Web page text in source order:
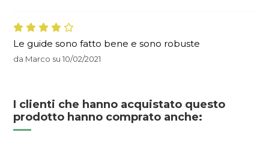
Le guide sono fatto bene e sono robuste
da Marco su10/02/2021
I clienti che hanno acquistato questo
prodotto hanno comprato anche: